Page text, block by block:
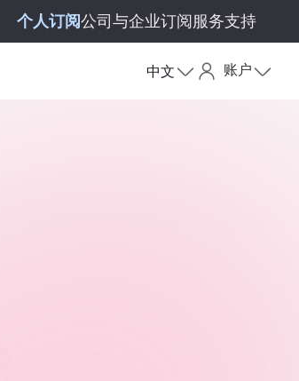
个人订阅公司与企业订阅服务支持
中文 账户